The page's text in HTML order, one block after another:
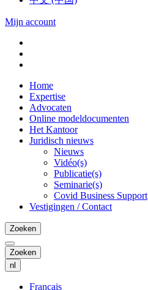
Mijn account
Home
Expertise
Advocaten
Online modeldocumenten
Het Kantoor
Juridisch nieuws
Nieuws
Vidéo(s)
Publicatie(s)
Seminarie(s)
Covid Business Support
Vestigingen / Contact
Zoeken
Zoeken
nl
Français